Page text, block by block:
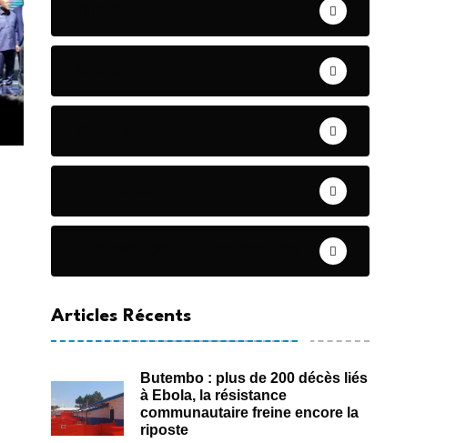
Articles Récents
Butembo : plus de 200 décès liés
à Ebola, la résistance
communautaire freine encore la
riposte